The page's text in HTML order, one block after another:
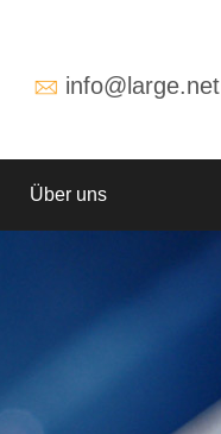
info@large.net
Über uns